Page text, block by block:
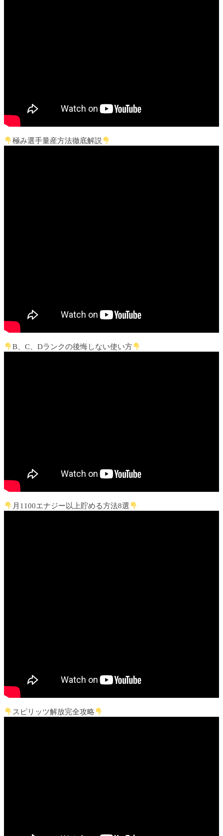
極み選手量産方法徹底解説
B、C、Dランクの後悔しない使い方
月1100エナジー以上貯める方法8選
スピリッツ解放完全攻略